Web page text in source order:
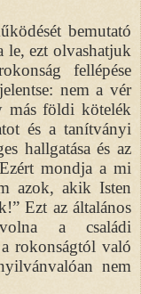
bemutató
le, ezt olvashatjuk
fellépése
nem a vér
más földi kötelék
és a tanítványi
hallgatása és az
mondja a mi
azok, akik Isten
Ezt az általános
a családi
rokonságtól való
nem